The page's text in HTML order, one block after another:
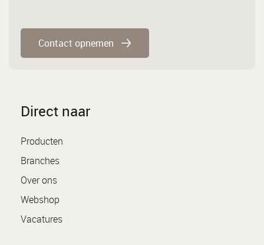
Contact opnemen
Direct naar
Producten
Branches
Over ons
Webshop
Vacatures